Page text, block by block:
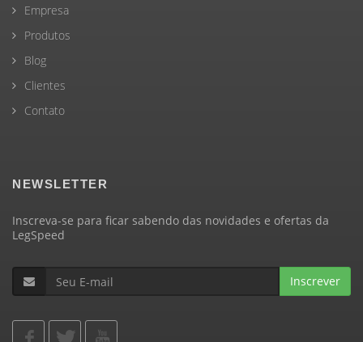
Empresa
Produtos
Blog
Clientes
Contato
NEWSLETTER
Inscreva-se para ficar sabendo das novidades e ofertas da
LegSpeed
Inscrever